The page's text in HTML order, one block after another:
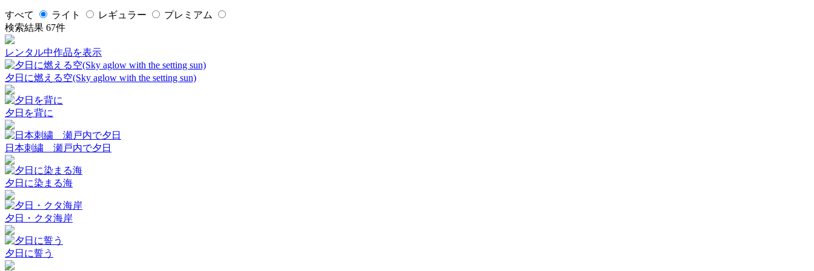
すべて ライト レギュラー
プレミアム
検索結果 67件
レンタル中作品を表示
夕日に燃える空(Sky aglow with the setting sun)
夕日を背に
日本刺繍 瀬戸内で夕日
夕日に染まる海
夕日・クタ海岸
夕日に誓う